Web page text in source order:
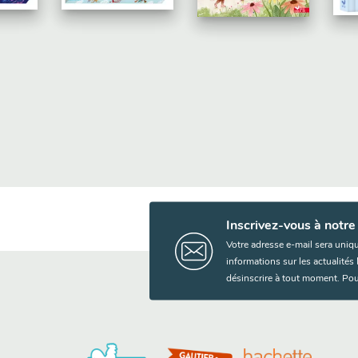
beaux rêves - coffre…
la…
Inscrivez-vous à
Votre adresse e-mail sera
informations sur les actualités
désinscrire à tout moment.